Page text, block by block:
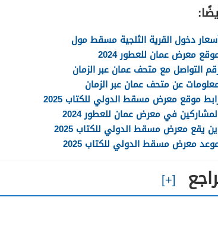
دخول القرية الثلجية مسقط مول
معرض عمان للعطور 2024
التواصل مع متحف عمان عبر الزمان
عن متحف عمان عبر الزمان
موقع معرض مسقط الدولي للكتاب 2025
في معرض عمان للعطور 2024
يقع معرض مسقط الدولي للكتاب 2025
معرض مسقط الدولي للكتاب 2025